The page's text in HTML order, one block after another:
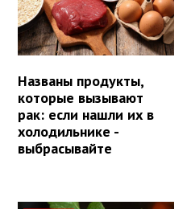
Названы продукты,
которые вызывают
рак: если нашли их в
холодильнике -
выбрасывайте